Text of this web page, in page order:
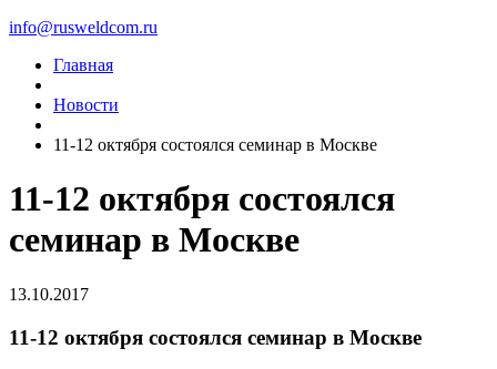
info@rusweldcom.ru
Главная
Новости
11-12 октября состоялся семинар в Москве
11-12 октября состоялся
семинар в Москве
13.10.2017
11-12 октября состоялся семинар в Москве